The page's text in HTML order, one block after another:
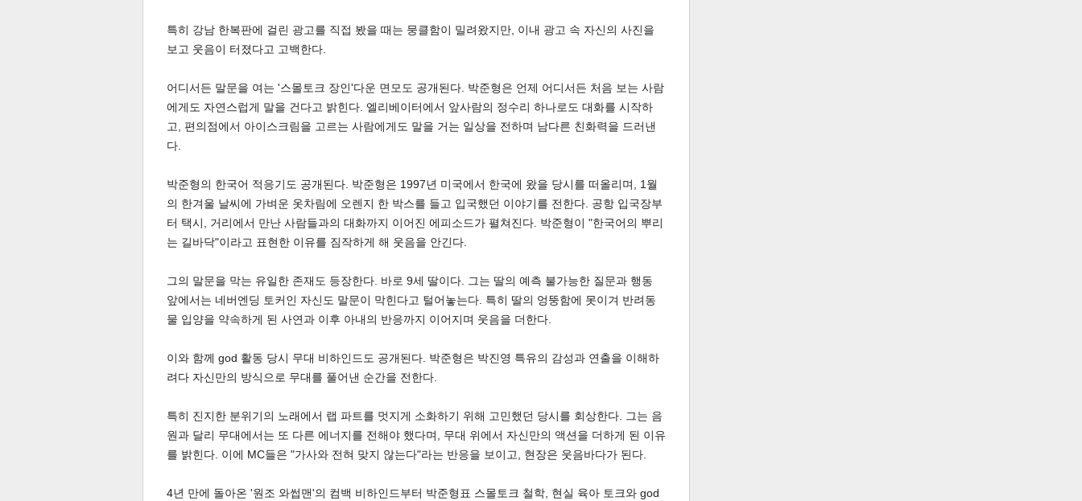
특히 강남 한복판에 걸린 광고를 직접 봤을 때는 뭉클함이 밀려왔지만, 이내 광고 속 자신의 사진을
보고 웃음이 터졌다고 고백한다.
어디서든 말문을 여는 '스몰토크 장인'다운 면모도 공개된다. 박준형은 언제 어디서든 처음 보는 사람
에게도 자연스럽게 말을 건다고 밝힌다. 엘리베이터에서 앞사람의 정수리 하나로도 대화를 시작하
고, 편의점에서 아이스크림을 고르는 사람에게도 말을 거는 일상을 전하며 남다른 친화력을 드러낸
다.
박준형의 한국어 적응기도 공개된다. 박준형은 1997년 미국에서 한국에 왔을 당시를 떠올리며, 1월
의 한겨울 날씨에 가벼운 옷차림에 오렌지 한 박스를 들고 입국했던 이야기를 전한다. 공항 입국장부
터 택시, 거리에서 만난 사람들과의 대화까지 이어진 에피소드가 펼쳐진다. 박준형이 "한국어의 뿌리
는 길바닥"이라고 표현한 이유를 짐작하게 해 웃음을 안긴다.
그의 말문을 막는 유일한 존재도 등장한다. 바로 9세 딸이다. 그는 딸의 예측 불가능한 질문과 행동
앞에서는 네버엔딩 토커인 자신도 말문이 막힌다고 털어놓는다. 특히 딸의 엉뚱함에 못이겨 반려동
물 입양을 약속하게 된 사연과 이후 아내의 반응까지 이어지며 웃음을 더한다.
이와 함께 god 활동 당시 무대 비하인드도 공개된다. 박준형은 박진영 특유의 감성과 연출을 이해하
려다 자신만의 방식으로 무대를 풀어낸 순간을 전한다.
특히 진지한 분위기의 노래에서 랩 파트를 멋지게 소화하기 위해 고민했던 당시를 회상한다. 그는 음
원과 달리 무대에서는 또 다른 에너지를 전해야 했다며, 무대 위에서 자신만의 액션을 더하게 된 이유
를 밝힌다. 이에 MC들은 "가사와 전혀 맞지 않는다"라는 반응을 보이고, 현장은 웃음바다가 된다.
4년 만에 돌아온 '원조 와썹맨'의 컴백 비하인드부터 박준형표 스몰토크 철학, 현실 육아 토크와 god